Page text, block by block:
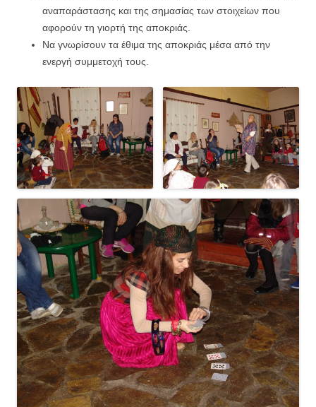
αναπαράστασης και της σημασίας των στοιχείων που
αφορούν τη γιορτή της αποκριάς.
Να γνωρίσουν τα έθιμα της αποκριάς μέσα από την
ενεργή συμμετοχή τους.